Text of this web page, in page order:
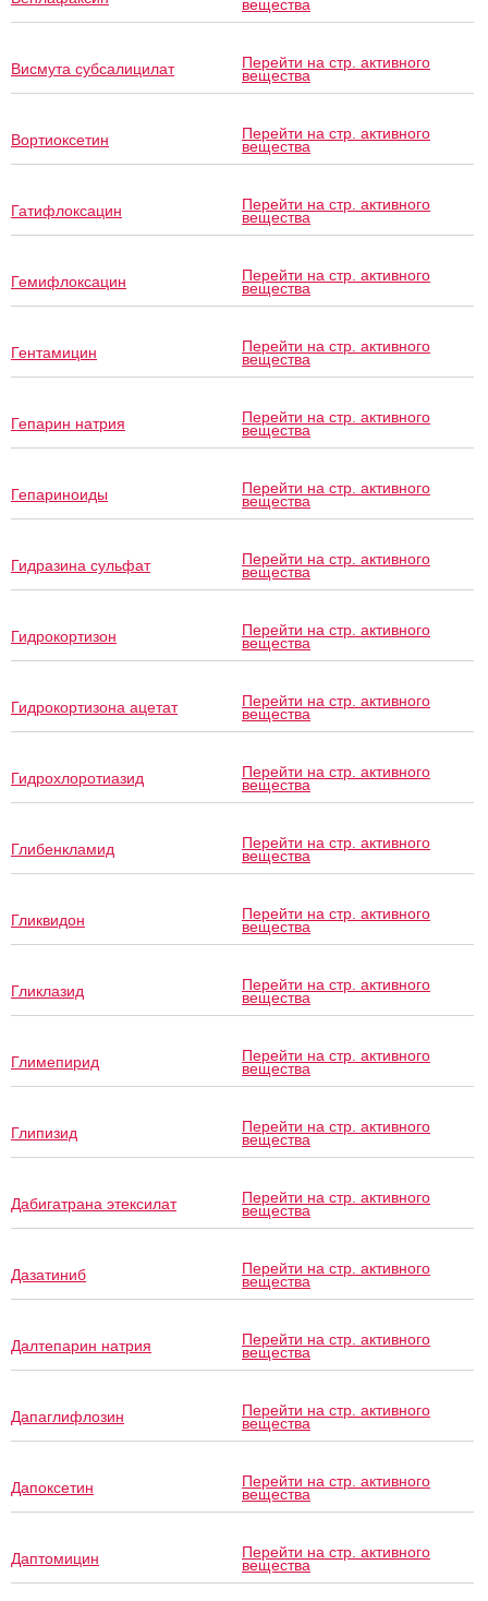
вещества
Висмута субсалицилат Перейти на стр. активного
вещества
Вортиоксетин Перейти на стр. активного
вещества
Гатифлоксацин Перейти на стр. активного
вещества
Гемифлоксацин Перейти на стр. активного
вещества
Гентамицин Перейти на стр. активного
вещества
Гепарин натрия Перейти на стр. активного
вещества
Гепариноиды Перейти на стр. активного
вещества
Гидразина сульфат Перейти на стр. активного
вещества
Гидрокортизон Перейти на стр. активного
вещества
Гидрокортизона ацетат Перейти на стр. активного
вещества
Гидрохлоротиазид Перейти на стр. активного
вещества
Глибенкламид Перейти на стр. активного
вещества
Гликвидон Перейти на стр. активного
вещества
Гликлазид Перейти на стр. активного
вещества
Глимепирид Перейти на стр. активного
вещества
Глипизид Перейти на стр. активного
вещества
Дабигатрана этексилат Перейти на стр. активного
вещества
Дазатиниб Перейти на стр. активного
вещества
Далтепарин натрия Перейти на стр. активного
вещества
Дапаглифлозин Перейти на стр. активного
вещества
Дапоксетин Перейти на стр. активного
вещества
Даптомицин Перейти на стр. активного
вещества